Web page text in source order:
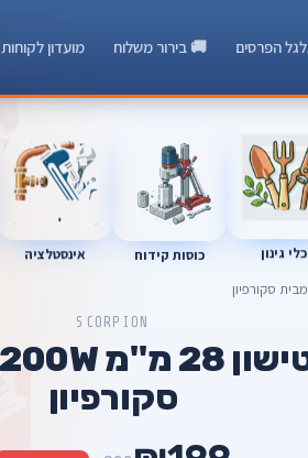
הפרסים 🚚 בירור משלוח מועדון לקוחות
כלי גינון כוסות קידוח אינסטלציה
SCORPION
סקורפיון